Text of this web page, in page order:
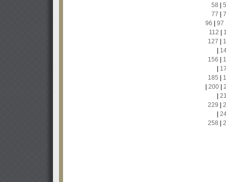
58
77
96
97
112
127
156
185
200|
229
258